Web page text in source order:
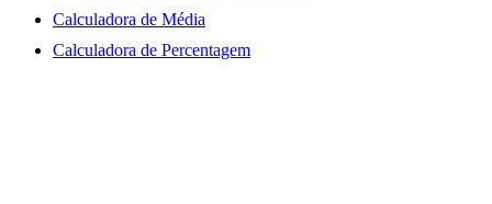
Calculadora de Média
Calculadora de Percentagem